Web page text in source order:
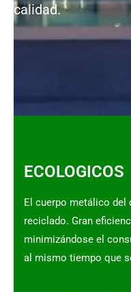
calidad.
ECOLOGICOS
El cuerpo metálico del
reciclado. Gran
minimizándose el
al mismo tiempo que